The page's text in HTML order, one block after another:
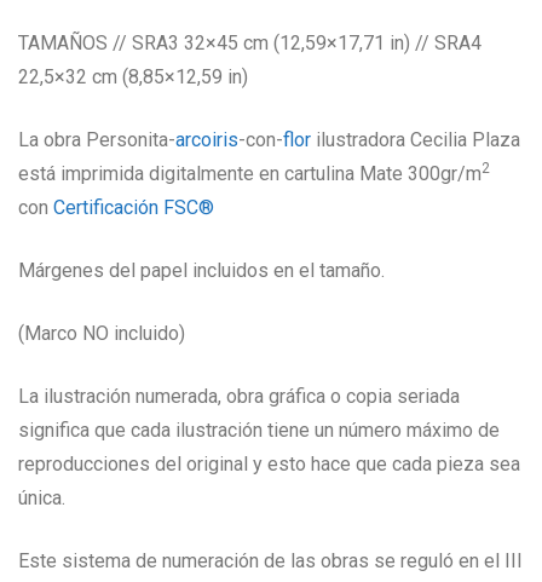
TAMAÑOS // SRA3 32×45 cm (12,59×17,71 in) // SRA4
22,5×32 cm (8,85×12,59 in)
La obra Personita-arcoiris-con-flor ilustradora Cecilia Plaza
está imprimida digitalmente en cartulina Mate 300gr/m2
con Certificación FSC®
Márgenes del papel incluidos en el tamaño.
(Marco NO incluido)
La ilustración numerada, obra gráfica o copia seriada
significa que cada ilustración tiene un número máximo de
reproducciones del original y esto hace que cada pieza sea
única.
Este sistema de numeración de las obras se reguló en el III